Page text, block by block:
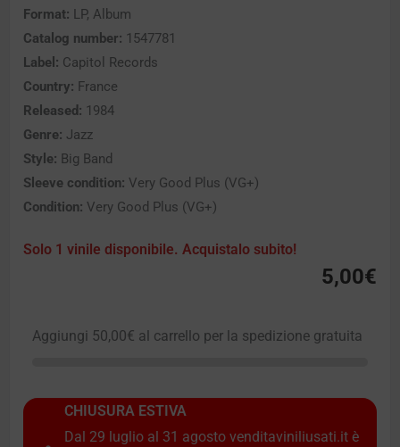
Format: LP, Album
Catalog number: 1547781
Label: Capitol Records
Country: France
Released: 1984
Genre: Jazz
Style: Big Band
Sleeve condition: Very Good Plus (VG+)
Condition: Very Good Plus (VG+)
Solo 1 vinile disponibile. Acquistalo subito!
5,00€
Aggiungi 50,00€ al carrello per la spedizione gratuita
CHIUSURA ESTIVA
Dal 29 luglio al 31 agosto venditaviniliusati.it è